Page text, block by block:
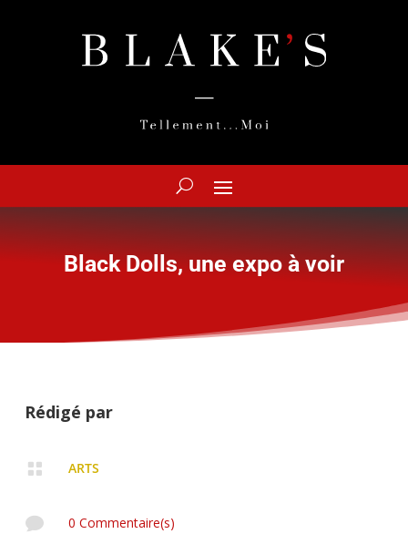
Black Dolls, une expo à voir
Rédigé par
 ARTS
 0 Commentaire(s)